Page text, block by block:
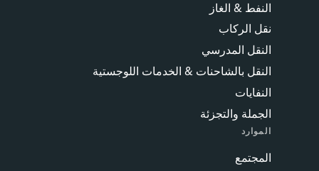
النفط & الغاز
نقل الركاب
النقل المدرسي
النقل بالشاحنات & الخدمات اللوجستية
النفايات
الجملة والتجزئة
الموارد
المجتمع